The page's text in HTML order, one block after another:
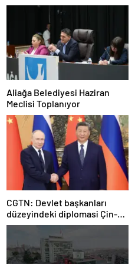
Aliağa Belediyesi Haziran
Meclisi Toplanıyor
CGTN: Devlet başkanları
düzeyindeki diplomasi Çin-
Rusya arasındaki büyüyen
ortaklığı güçlendiriyor